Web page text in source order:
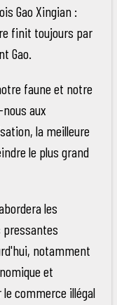
Gao Xingian :
finit toujours par
Gao.
faune et notre
aux
la meilleure
le plus grand
les
pressantes
notamment
et
commerce illégal